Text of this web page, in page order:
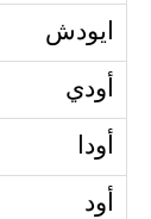
ايودش
أودي
أودا
أود